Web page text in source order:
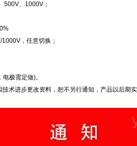
500V、1000V；
，任意切换；
极需定做)。
技术进步更改资料，恕不另行通知，产品以后期